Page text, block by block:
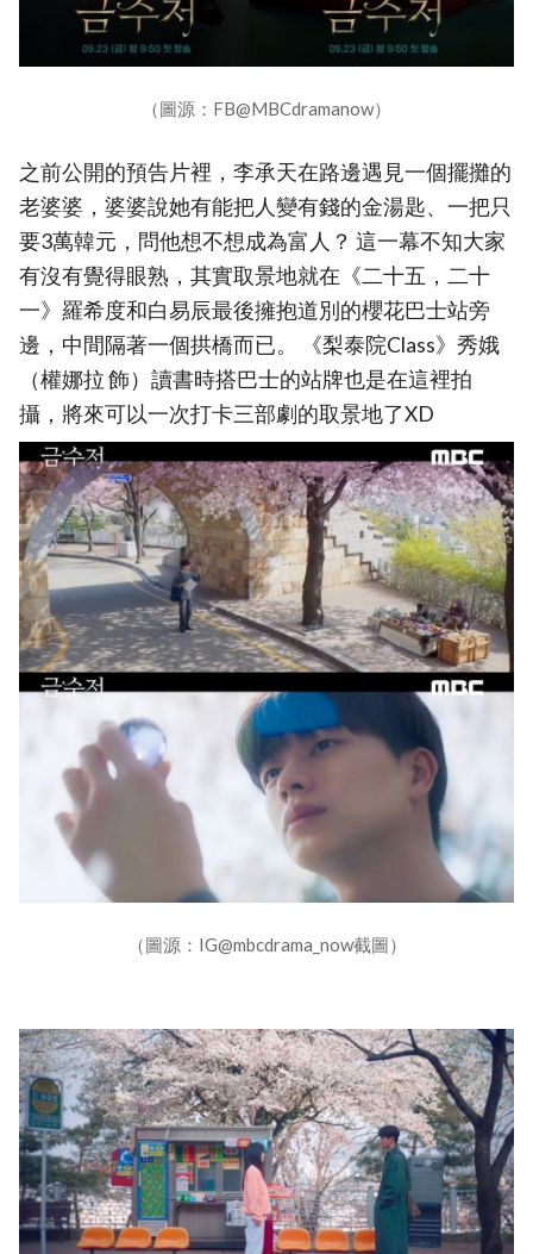
（圖源：FB@MBCdramanow）
之前公開的預告片裡，李承天在路邊遇見一個擺攤的
老婆婆，婆婆說她有能把人變有錢的金湯匙、一把只
要3萬韓元，問他想不想成為富人？ 這一幕不知大家
有沒有覺得眼熟，其實取景地就在《二十五，二十
一》羅希度和白易辰最後擁抱道別的櫻花巴士站旁
邊，中間隔著一個拱橋而已。 《梨泰院Class》秀娥
（權娜拉 飾）讀書時搭巴士的站牌也是在這裡拍
攝，將來可以一次打卡三部劇的取景地了XD
（圖源：IG@mbcdrama_now截圖）